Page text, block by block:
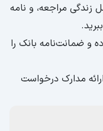
زندگی مراجعه، و نامه
و ضمانت‌نامه بانک را
و با ارائه مدارک درخواست